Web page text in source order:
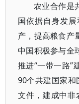
农业合作是
国依据自身发
产，提高粮食产
中国积极参与全
推进“一带一路”
90个共建国家
文件，建成中非